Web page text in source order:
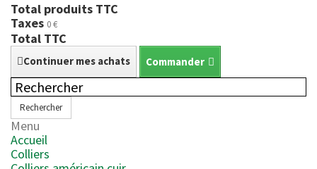
Total produits TTC
Taxes 0 €
Total TTC
Continuer mes achats Commander
Rechercher
Menu
Accueil
Colliers